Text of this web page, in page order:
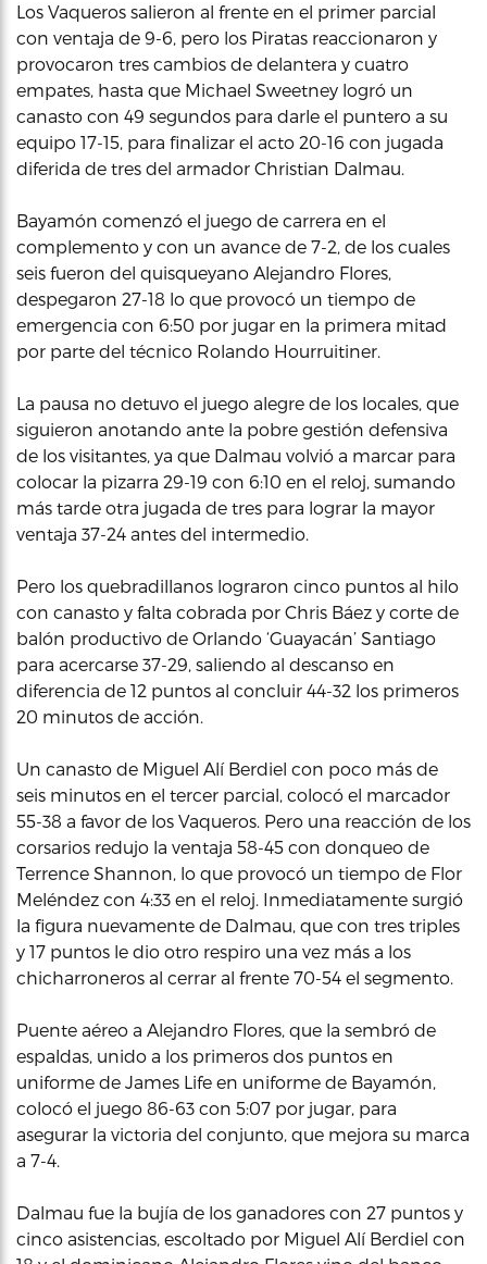
Los Vaqueros salieron al frente en el primer parcial
con ventaja de 9-6, pero los Piratas reaccionaron y
provocaron tres cambios de delantera y cuatro
empates, hasta que Michael Sweetney logró un
canasto con 49 segundos para darle el puntero a su
equipo 17-15, para finalizar el acto 20-16 con jugada
diferida de tres del armador Christian Dalmau.
Bayamón comenzó el juego de carrera en el
complemento y con un avance de 7-2, de los cuales
seis fueron del quisqueyano Alejandro Flores,
despegaron 27-18 lo que provocó un tiempo de
emergencia con 6:50 por jugar en la primera mitad
por parte del técnico Rolando Hourruitiner.
La pausa no detuvo el juego alegre de los locales, que
siguieron anotando ante la pobre gestión defensiva
de los visitantes, ya que Dalmau volvió a marcar para
colocar la pizarra 29-19 con 6:10 en el reloj, sumando
más tarde otra jugada de tres para lograr la mayor
ventaja 37-24 antes del intermedio.
Pero los quebradillanos lograron cinco puntos al hilo
con canasto y falta cobrada por Chris Báez y corte de
balón productivo de Orlando ‘Guayacán’ Santiago
para acercarse 37-29, saliendo al descanso en
diferencia de 12 puntos al concluir 44-32 los primeros
20 minutos de acción.
Un canasto de Miguel Alí Berdiel con poco más de
seis minutos en el tercer parcial, colocó el marcador
55-38 a favor de los Vaqueros. Pero una reacción de los
corsarios redujo la ventaja 58-45 con donqueo de
Terrence Shannon, lo que provocó un tiempo de Flor
Meléndez con 4:33 en el reloj. Inmediatamente surgió
la figura nuevamente de Dalmau, que con tres triples
y 17 puntos le dio otro respiro una vez más a los
chicharroneros al cerrar al frente 70-54 el segmento.
Puente aéreo a Alejandro Flores, que la sembró de
espaldas, unido a los primeros dos puntos en
uniforme de James Life en uniforme de Bayamón,
colocó el juego 86-63 con 5:07 por jugar, para
asegurar la victoria del conjunto, que mejora su marca
a 7-4.
Dalmau fue la bujía de los ganadores con 27 puntos y
cinco asistencias, escoltado por Miguel Alí Berdiel con